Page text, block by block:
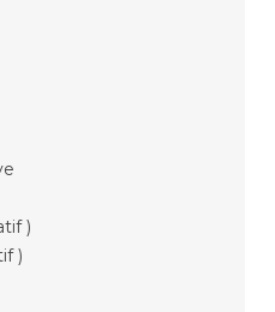
)
)